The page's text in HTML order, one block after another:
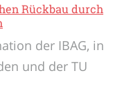
Rückbau durch
der IBAG, in
und der TU